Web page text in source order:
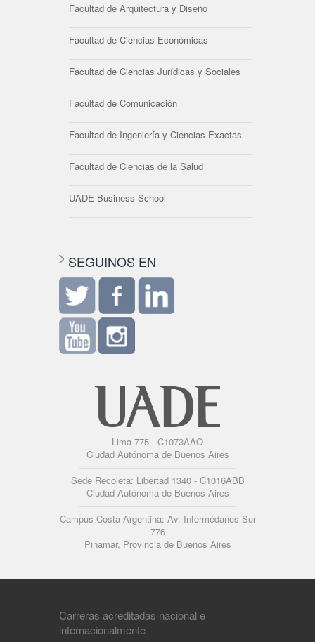
Facultad de Arquitectura y Diseño
Facultad de Ciencias Económicas
Facultad de Ciencias Jurídicas y Sociales
Facultad de Comunicación
Facultad de Ingeniería y Ciencias Exactas
Facultad de Ciencias de la Salud
UADE Business School
SEGUINOS EN
Lima 775 - C1073AAO
Ciudad Autónoma de Buenos Aires
Sede Recoleta: Libertad 1340 - C1016ABB
Ciudad Autónoma de Buenos Aires
Campus Costa Argentina: Av. Intermédanos Sur
776
Pinamar, Provincia de Buenos Aires
Carreras acreditadas nacional e
internacionalmente